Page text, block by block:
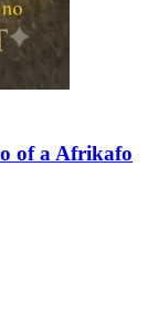
of a Afrikafo